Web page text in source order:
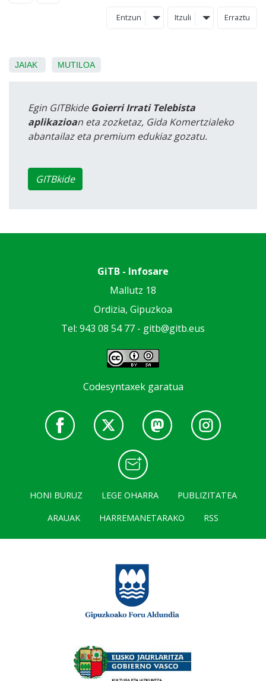
Entzun Itzuli Erraztu
JAIAK MUTILOA
Egin GITBkide Goierri Irrati Telebista
aplikazioan eta zozketaz, Gida Komertzialeko
abantailaz eta premium edukiaz gozatu.
GITBkide
GiTB - Infosare
Mallutz 18
Ordizia, Gipuzkoa
Tel: 943 08 54 77 - gitb@gitb.eus
Codesyntaxek garatua
HONI BURUZ LEGE OHARRA
PUBLIZITATEA
ARAUAK
HARREMANETARAKO RSS